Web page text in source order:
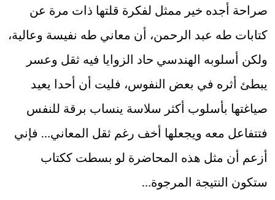
صراحة أجده خير ممثل لفكرة قلتها ذات مرة عن
كتابات طه عبد الرحمن، أن معاني طه نفيسة وعالية،
ولكن أسلوبه الهندسي حاد الزوايا فيه ثقل وعسر
يبطئ أثره في بعض النفوس، فليت أن أحدا يعيد
صياغتها بأسلوب أكثر سلاسة ينساب برقة للنفس
فتتفاعل معه ويجعلها أخف رغم ثقل المعاني… فإني
أزعم أن مثل هذه المحاضرة لو بسطت ككتاب
ستكون النتيجة المرجوة…